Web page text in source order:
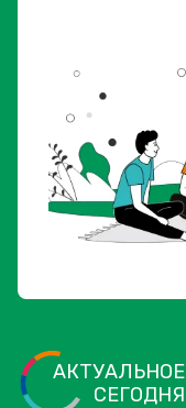
АКТУАЛЬНОЕ
СЕГОДНЯ